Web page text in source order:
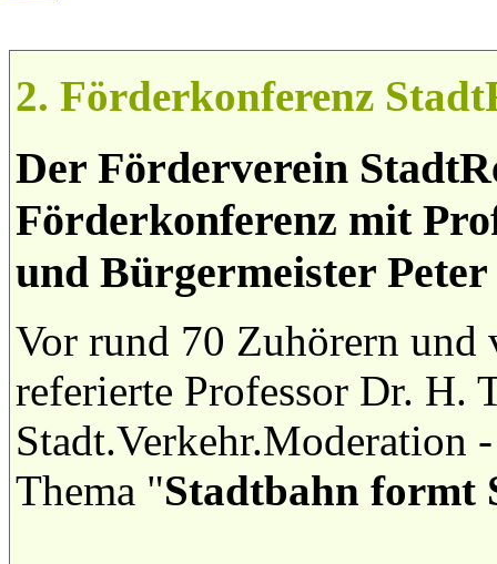
2. Förderkonferenz
Der Förderverein
Förderkonferenz mit
und Bürgermeister Peter
Vor rund 70 Zuhörern und
referierte Professor Dr. H.
Stadt.Verkehr.Moderation
Thema "Stadtbahn formt